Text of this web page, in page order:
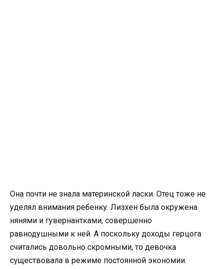
Она почти не знала материнской ласки. Отец тоже не
уделял внимания ребенку. Лизхен была окружена
нянями и гувернантками, совершенно
равнодушными к ней. А поскольку доходы герцога
считались довольно скромными, то девочка
существовала в режиме постоянной экономии.